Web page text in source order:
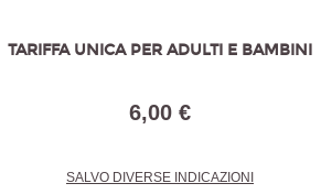
TARIFFA UNICA PER ADULTI E BAMBINI
6,00 €
SALVO DIVERSE INDICAZIONI